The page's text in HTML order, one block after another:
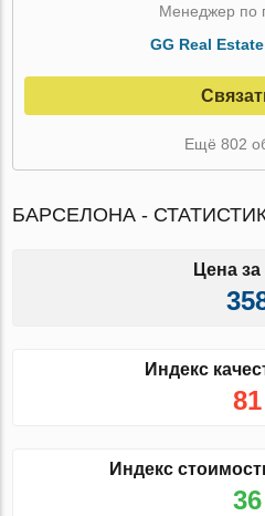
Менеджер по
GG Real
Ещё 802
БАРСЕЛОНА -
Цена за
Индекс
81
Индекс
36